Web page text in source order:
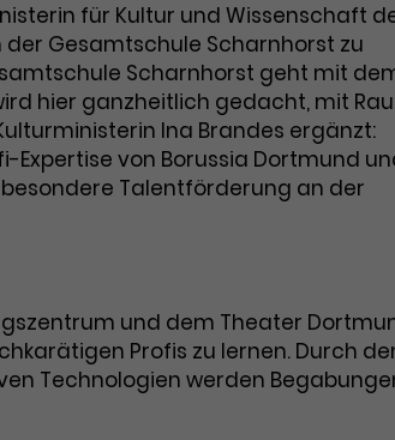
Cookie wird von Google Analytics
Das Cookie wird verwendet, um
darüber zu speichern, wie
eine Website nutzen, und
der Erstellung eines
über die Performance der
Die erhobenen Daten umfassen
Form die Anzahl der
63561367-1
Ads
Cookie speichert Informationen zu
und dient der Zuordnung von
für Kultur und Wissenschaft
Gesamtschule Scharnhorst zu
Scharnhorst geht mit
hier ganzheitlich gedacht, mit
Ina Brandes ergänzt:
Expertise von Borussia Dortmund
Talentförderung an der
und dem Theater
Profis zu lernen. Durch
Technologien werden